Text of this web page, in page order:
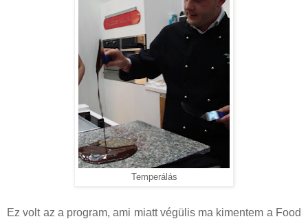
Temperálás
Ez volt az a program, ami miatt végülis ma kimentem a Food